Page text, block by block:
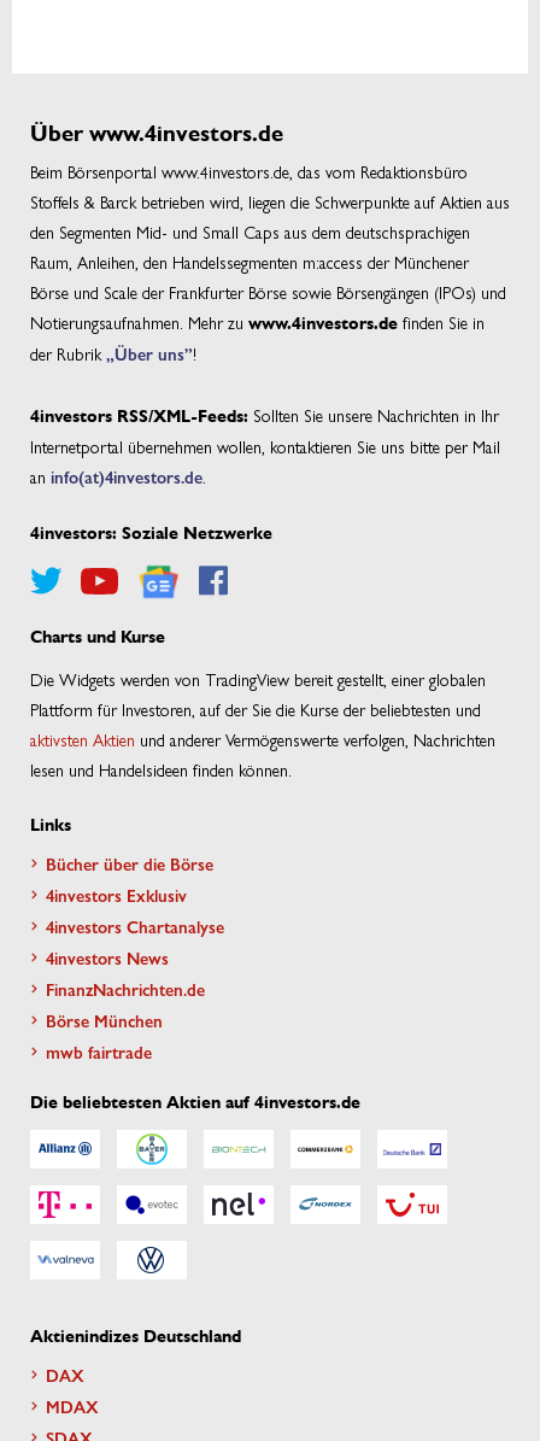
Über www.4investors.de
Beim Börsenportal www.4investors.de, das vom Redaktionsbüro
Stoffels & Barck betrieben wird, liegen die Schwerpunkte auf Aktien aus
den Segmenten Mid- und Small Caps aus dem deutschsprachigen
Raum, Anleihen, den Handelssegmenten m:access der Münchener
Börse und Scale der Frankfurter Börse sowie Börsengängen (IPOs) und
Notierungsaufnahmen. Mehr zu www.4investors.de finden Sie in
der Rubrik„Über uns”!
4investors RSS/XML-Feeds: Sollten Sie unsere Nachrichten in Ihr
Internetportal übernehmen wollen, kontaktieren Sie uns bitte per Mail
an info(at)4investors.de.
4investors: Soziale Netzwerke
Charts und Kurse
Die Widgets werden von TradingView bereit gestellt, einer globalen
Plattform für Investoren, auf der Sie die Kurse der beliebtesten und
aktivsten Aktien und anderer Vermögenswerte verfolgen, Nachrichten
lesen und Handelsideen finden können.
Links
Bücher über die Börse
4investors Exklusiv
4investors Chartanalyse
4investors News
FinanzNachrichten.de
Börse München
mwb fairtrade
Die beliebtesten Aktien auf 4investors.de
Aktienindizes Deutschland
DAX
MDAX